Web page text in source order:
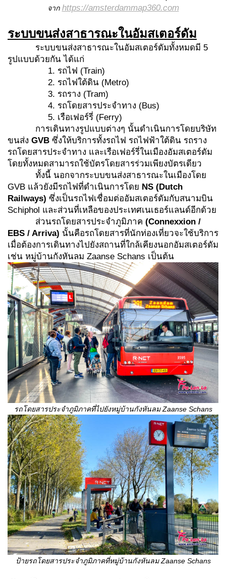
จาก https://amsterdammap360.com
ระบบขนส่งสาธารณะในอัมสเตอร์ดัม
ระบบขนส่งสาธารณะในอัมสเตอร์ดัมทั้งหมดมี 5
รูปแบบด้วยกัน ได้แก่
1. รถไฟ (Train)
2. รถไฟใต้ดิน (Metro)
3. รถราง (Tram)
4. รถโดยสารประจำทาง (Bus)
5. เรือเฟอร์รี่ (Ferry)
การเดินทางรูปแบบต่างๆ นั้นดำเนินการโดยบริษัท
ขนส่ง GVB ซึ่งให้บริการทั้งรถไฟ รถไฟฟ้าใต้ดิน รถราง
รถโดยสารประจำทาง และเรือเฟอร์รี่ในเมืองอัมสเตอร์ดัม
โดยทั้งหมดสามารถใช้บัตรโดยสารร่วมเพียงบัตรเดียว
ทั้งนี้ นอกจากระบบขนส่งสาธารณะในเมืองโดย
GVB แล้วยังมีรถไฟที่ดำเนินการโดย NS (Dutch
Railways) ซึ่งเป็นรถไฟเชื่อมต่ออัมสเตอร์ดัมกับสนามบิน
Schiphol และส่วนที่เหลือของประเทศเนเธอร์แลนด์อีกด้วย
ส่วนรถโดยสารประจำภูมิภาค (Connexxion /
EBS / Arriva) นั้นคือรถโดยสารที่นักท่องเที่ยวจะใช้บริการ
เมื่อต้องการเดินทางไปยังสถานที่ใกล้เคียงนอกอัมสเตอร์ดัม
เช่น หมู่บ้านกังหันลม Zaanse Schans เป็นต้น
รถโดยสารประจำภูมิภาคที่ไปยังหมู่บ้านกังหันลมZaanse Schans
ป้ายรถโดยสารประจำภูมิภาคที่หมู่บ้านกังหันลมZaanse Schans